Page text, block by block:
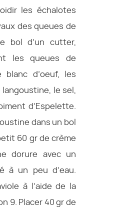
les échalotes
des queues de
bol d’un cutter,
les queues de
blanc d’oeuf, les
le sel,
d’Espelette.
dans un bol
60 gr de crème
dorure avec un
à un peu d’eau.
à l’aide de la
9. Placer 40 gr de